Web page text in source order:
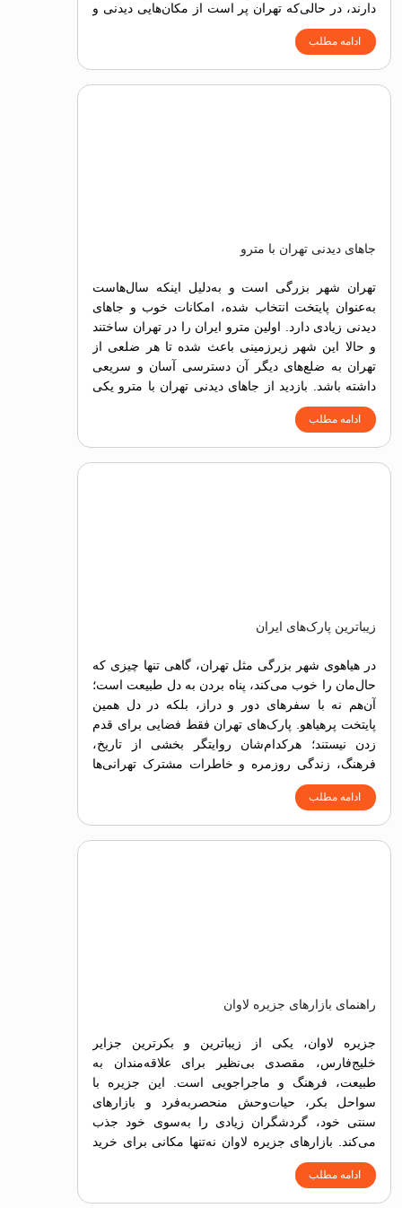
دارند، در حالی‌که تهران پر است از مکان‌هایی دیدنی و
تفریحی که بازدید از آن‌ها هیچ هزینه‌ای در بر ندارد.
ادامه مطلب
جاهای دیدنی تهران با مترو
تهران شهر بزرگی است و به‌دلیل اینکه سال‌هاست
به‌عنوان پایتخت انتخاب شده، امکانات خوب و جاهای
دیدنی زیادی دارد. اولین مترو ایران را در تهران ساختند
و حالا این شهر زیرزمینی باعث شده تا هر ضلعی از
تهران به ضلع‌های دیگر آن دسترسی آسان و سریعی
داشته باشد. بازدید از جاهای دیدنی تهران با مترو یکی
از روش‌های ساده، سریع و البته ارزان برای دسترسی
به جاذبه‌های تاریخی، فرهنگی، تفریحی، طبیعی و
گردشگری است.
ادامه مطلب
زیباترین پارک‌های ایران
در هیاهوی شهر بزرگی مثل تهران، گاهی تنها چیزی که
حال‌مان را خوب می‌کند، پناه بردن به دل طبیعت است؛
آن‌هم نه با سفرهای دور و دراز، بلکه در دل همین
پایتخت پرهیاهو. پارک‌های تهران فقط فضایی برای قدم
زدن نیستند؛ هرکدام‌شان روایتگر بخشی از تاریخ،
فرهنگ، زندگی روزمره و خاطرات مشترک تهرانی‌ها
هستند.
ادامه مطلب
راهنمای بازارهای جزیره لاوان
جزیره لاوان، یکی از زیباترین و بکرترین جزایر
خلیج‌فارس، مقصدی بی‌نظیر برای علاقه‌مندان به
طبیعت، فرهنگ و ماجراجویی است. این جزیره با
سواحل بکر، حیات‌وحش منحصربه‌فرد و بازارهای
سنتی خود، گردشگران زیادی را به‌سوی خود جذب
می‌کند. بازارهای جزیره لاوان نه‌تنها مکانی برای خرید
هستند، بلکه فرصتی برای آشنایی با هنرها، صنایع‌دستی
و فرهنگ مردم محلی فراهم می‌آورند.
ادامه مطلب